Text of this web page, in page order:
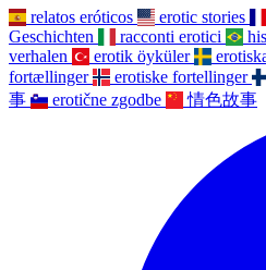
relatos eróticos erotic stories
Geschichten
racconti erotici
verhalen
erotik öyküler
fortællinger
erotiske fortellinger
事
erotične zgodbe 情色故事